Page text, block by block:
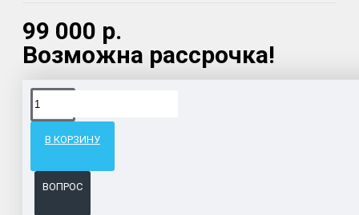
99 000 р.
Возможна рассрочка!
В КОРЗИНУ
ВОПРОС
Доставка товара по всему Таможенному союзу.